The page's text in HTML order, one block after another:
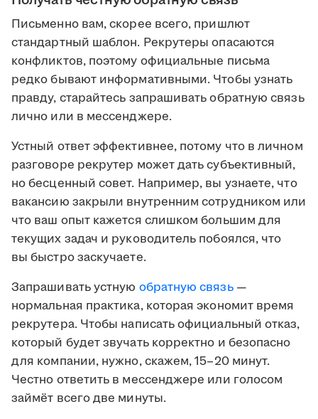
Письменно вам, скорее всего, пришлют
стандартный шаблон. Рекрутеры опасаются
конфликтов, поэтому официальные письма
редко бывают информативными. Чтобы узнать
правду, старайтесь запрашивать обратную связь
лично или в мессенджере.
Устный ответ эффективнее, потому что в личном
разговоре рекрутер может дать субъективный,
но бесценный совет. Например, вы узнаете, что
вакансию закрыли внутренним сотрудником или
что ваш опыт кажется слишком большим для
текущих задач и руководитель побоялся, что
вы быстро заскучаете.
Запрашивать устную обратную связь—
нормальная практика, которая экономит время
рекрутера. Чтобы написать официальный отказ,
который будет звучать корректно и безопасно
для компании, нужно, скажем, 15–20 минут.
Честно ответить в мессенджере или голосом
займёт всего две минуты.